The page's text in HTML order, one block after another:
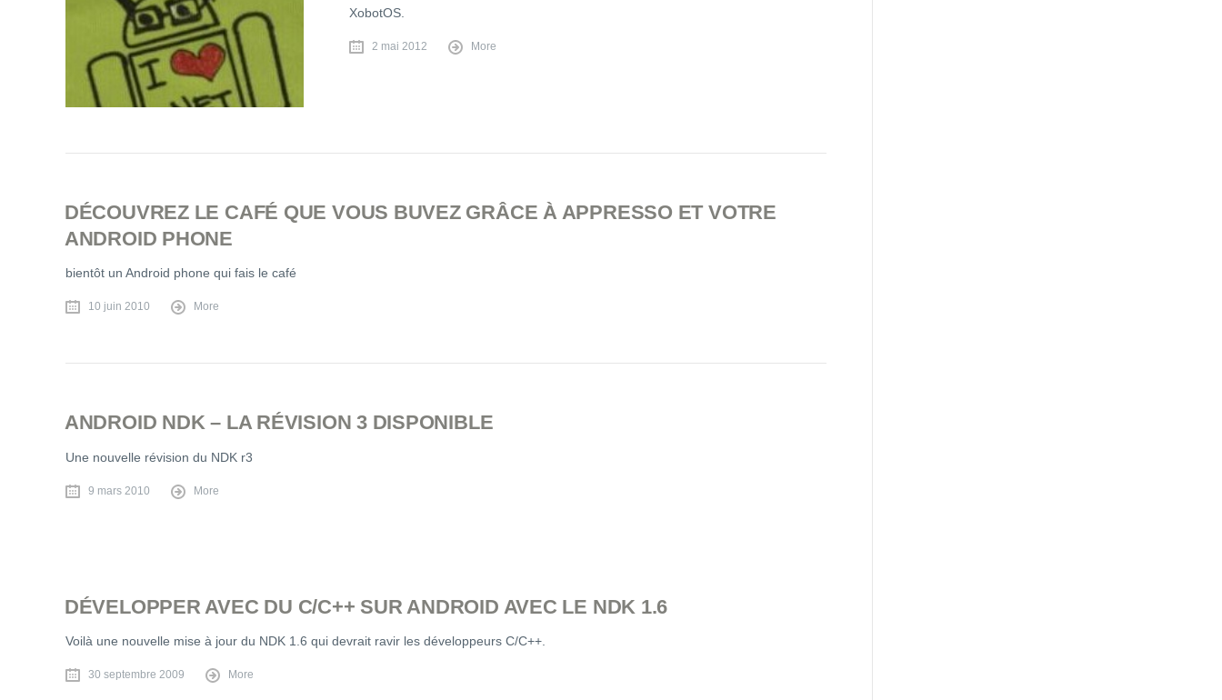
XobotOS.
2 mai 2012 More
DÉCOUVREZ LE CAFÉ QUE VOUS BUVEZ GRÂCE À APPRESSO ET VOTRE
ANDROID PHONE
bientôt un Android phone qui fais le café
10 juin 2010 More
ANDROID NDK – LA RÉVISION 3 DISPONIBLE
Une nouvelle révision du NDK r3
9 mars 2010 More
DÉVELOPPER AVEC DU C/C++ SUR ANDROID AVEC LE NDK 1.6
Voilà une nouvelle mise à jour du NDK 1.6 qui devrait ravir les développeurs C/C++.
30 septembre 2009 More